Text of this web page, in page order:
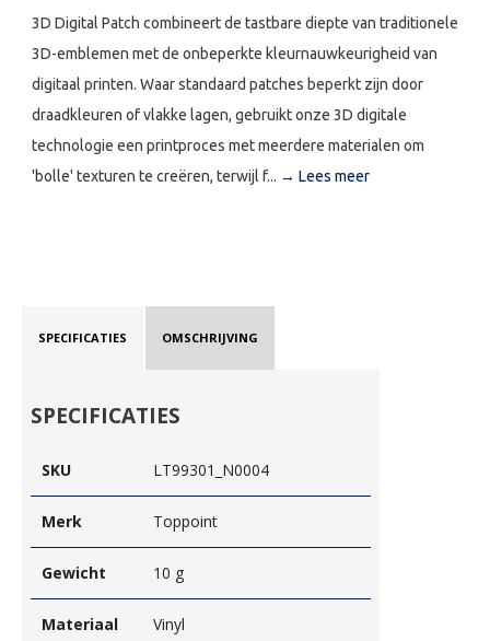
3D Digital Patch combineert de tastbare diepte van traditionele
3D-emblemen met de onbeperkte kleurnauwkeurigheid van
digitaal printen. Waar standaard patches beperkt zijn door
draadkleuren of vlakke lagen, gebruikt onze 3D digitale
technologie een printproces met meerdere materialen om
'bolle' texturen te creëren, terwijl f... → Lees meer
SPECIFICATIES OMSCHRIJVING
SPECIFICATIES
SKU LT99301_N0004
Merk Toppoint
Gewicht 10 g
Materiaal Vinyl